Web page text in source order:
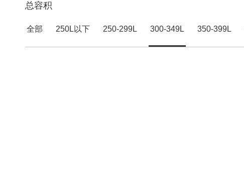
总容积
全部 250L以下 250-299L 300-349L 350-399L